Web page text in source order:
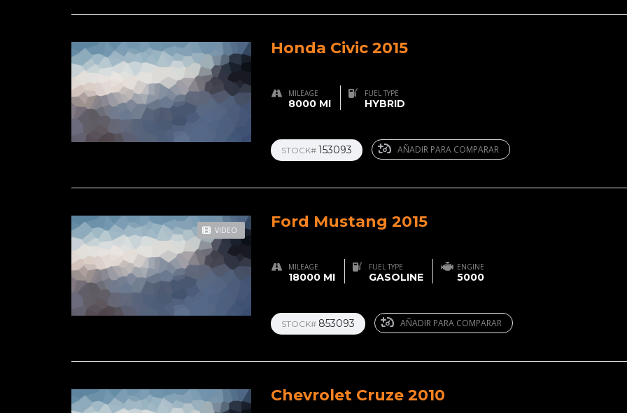
Honda Civic 2015
MILEAGE
8000 MI
FUEL TYPE
HYBRID
STOCK# 153093 AÑADIR PARA COMPARAR
VIDEO Ford Mustang 2015
MILEAGE
18000 MI
FUEL TYPE
GASOLINE
ENGINE
5000
STOCK# 853093 AÑADIR PARA COMPARAR
Chevrolet Cruze 2010